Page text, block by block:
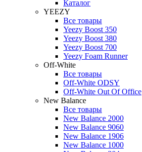
Каталог
YEEZY
Все товары
Yeezy Boost 350
Yeezy Boost 380
Yeezy Boost 700
Yeezy Foam Runner
Off-White
Все товары
Off-White ODSY
Off-White Out Of Office
New Balance
Все товары
New Balance 2000
New Balance 9060
New Balance 1906
New Balance 1000